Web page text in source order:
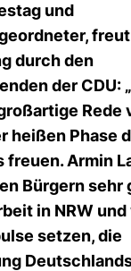
und
durch den
der CDU:
Rede
heißen Phase
freuen. Armin
Bürgern sehr
in NRW
setzen, die